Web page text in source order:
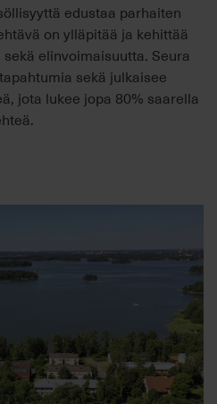
edustaa parhaiten
on ylläpitää ja kehittää
elinvoimaisuutta. Seura
sekä julkaisee
jota lukee jopa 80% saarella